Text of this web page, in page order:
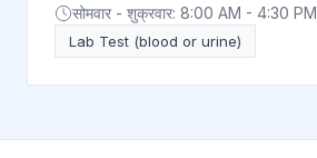
सोमवार - शुक्रवार: 8:00 AM - 4:30 PM
Lab Test (blood or urine)